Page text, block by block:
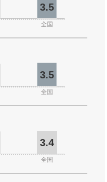
3.5
全国
3.5
全国
3.4
全国